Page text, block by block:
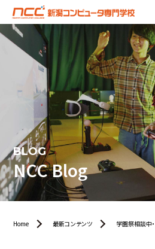
BLOG
NCC Blog
Home 最新コンテンツ 学園祭相談中・